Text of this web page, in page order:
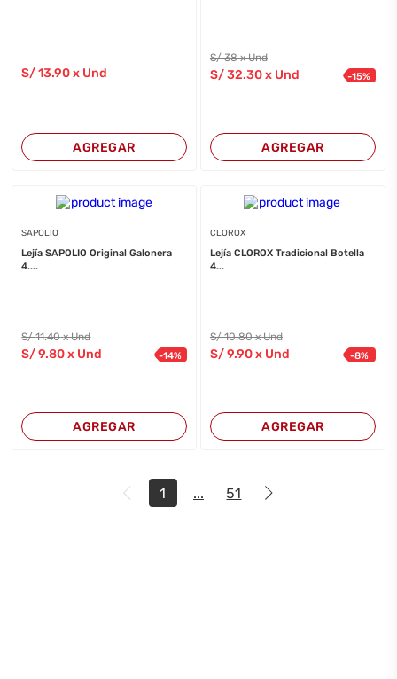
S/13.90 x Und
AGREGAR
S/38 x Und
S/32.30x Und -15%
AGREGAR
SAPOLIO
Lejía SAPOLIO Original Galonera
4....
S/11.40 x Und
S/9.80 x Und -14%
AGREGAR
CLOROX
Lejía CLOROX Tradicional Botella
4...
S/10.80 x Und
S/9.90x Und -8%
AGREGAR
1 ... 51